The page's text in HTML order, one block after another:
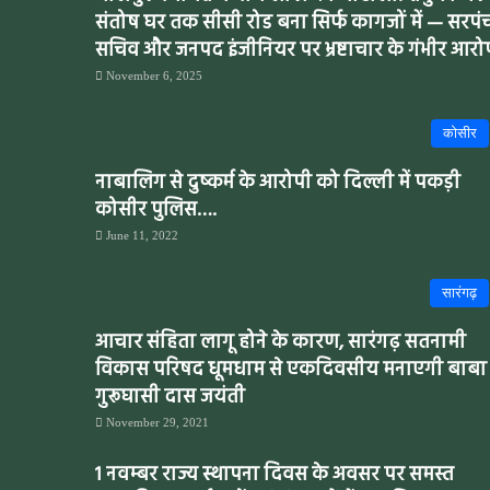
संतोष घर तक सीसी रोड बना सिर्फ कागजों में —
सचिव और जनपद इंजीनियर पर भ्रष्टाचार के गंभीर
November 6, 2025
कोसीर
नाबालिग से दुष्कर्म के आरोपी को दिल्ली में पकड़ी
कोसीर पुलिस….
June 11, 2022
सारंगढ़
आचार संहिता लागू होने के कारण, सारंगढ़ सतनामी
विकास परिषद धूमधाम से एकदिवसीय मनाएगी बाबा
गुरूघासी दास जयंती
November 29, 2021
1 नवम्बर राज्य स्थापना दिवस के अवसर पर समस्त